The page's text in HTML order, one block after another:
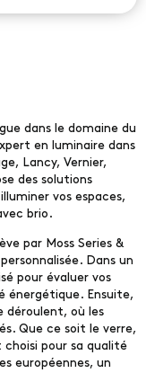
dans le domaine du
en luminaire dans
Lancy, Vernier,
des solutions
vos espaces,
brio.
par Moss Series &
Dans un
pour évaluer vos
énergétique. Ensuite,
déroulent, où les
Que ce soit le verre,
pour sa qualité
européennes, un